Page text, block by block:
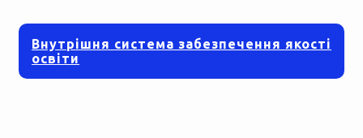
Внутрішня система забезпечення якості
освіти